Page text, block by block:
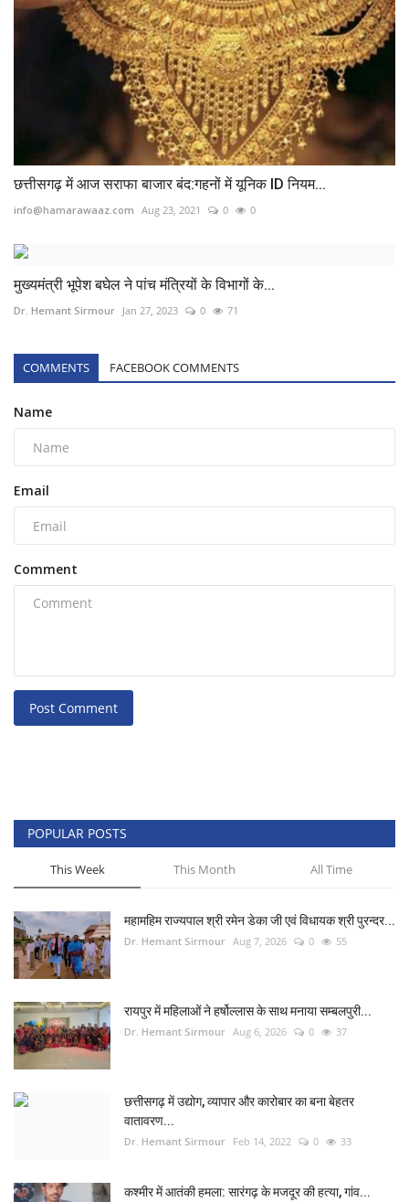
छत्तीसगढ़ में आज सराफा बाजार बंद:गहनों में यूनिक ID नियम...
info@hamarawaaz.com Aug 23, 2021 0 0
मुख्यमंत्री भूपेश बघेल ने पांच मंत्रियों के विभागों के...
Dr. Hemant Sirmour Jan 27, 2023 0 71
COMMENTS FACEBOOK COMMENTS
Name
Email
Comment
Post Comment
POPULAR POSTS
This Week This Month All Time
महामहिम राज्यपाल श्री रमेन डेका जी एवं विधायक श्री पुरन्दर...
Dr. Hemant Sirmour Aug 7, 2026 0 55
रायपुर में महिलाओं ने हर्षोल्लास के साथ मनाया सम्बलपुरी...
Dr. Hemant Sirmour Aug 6, 2026 0 37
छत्तीसगढ़ में उद्योग, व्यापार और कारोबार का बना बेहतर
वातावरण...
Dr. Hemant Sirmour Feb 14, 2022 0 33
कश्मीर में आतंकी हमला: सारंगढ़ के मजदूर की हत्या, गांव...